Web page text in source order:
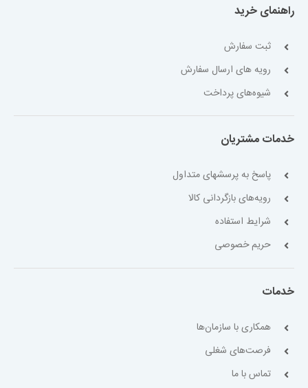
راهنمای خرید
ثبت سفارش
رویه های ارسال سفارش
شیوه‌های پرداخت
خدمات مشتریان
پاسخ به پرسشهای متداول
رویه‌های بازگردانی کالا
شرایط استفاده
حریم خصوصی
خدمات
همکاری با سازمان‌ها
فرصت‌های شغلی
تماس با ما